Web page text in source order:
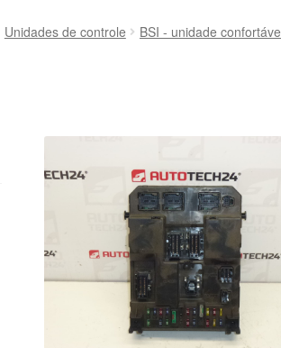
Unidades de controle BSI - unidade